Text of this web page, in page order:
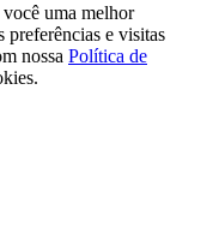
uma melhor
preferências e visitas
nossa Política de